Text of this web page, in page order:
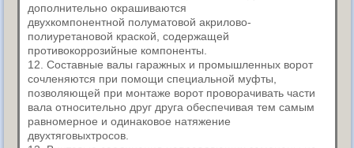
дополнительно окрашиваются
двухкомпонентной полуматовой акрилово-
полиуретановой краской, содержащей
противокоррозийные компоненты.
12. Составные валы гаражных и промышленных ворот
сочленяются при помощи специальной муфты,
позволяющей при монтаже ворот проворачивать части
вала относительно друг друга обеспечивая тем самым
равномерное и одинаковое натяжение
двухтяговыхтросов.